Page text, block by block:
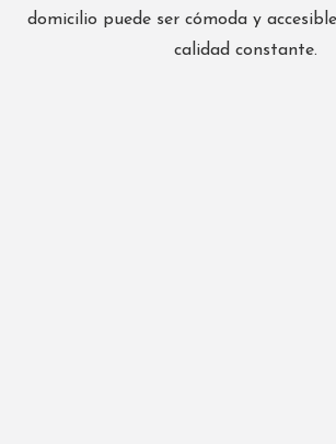
domicilio puede ser cómoda y
calidad constante.